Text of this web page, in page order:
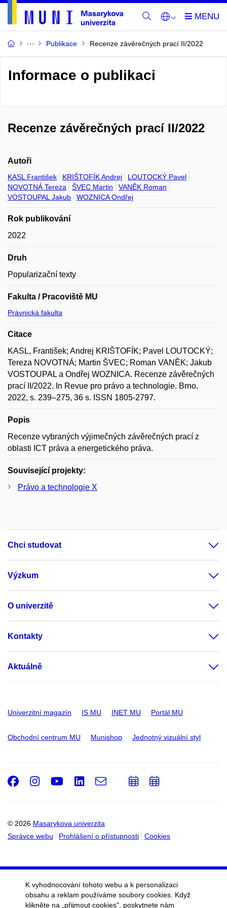
Publikace Recenze závěrečných prací II/2022
Informace o publikaci
Recenze závěrečných prací II/2022
Autoři
KASL František KRIŠTOFÍK Andrej
LOUTOCKÝ Pavel
NOVOTNÁ Tereza
ŠVEC Martin
VANĚK Roman
VOSTOUPAL Jakub
WOZNICA Ondřej
Rok publikování
2022
Druh
Popularizační texty
Fakulta / Pracoviště MU
Právnická fakulta
Citace
KASL, František; Andrej KRIŠTOFÍK; Pavel LOUTOCKÝ;
Tereza NOVOTNÁ; Martin ŠVEC; Roman VANĚK; Jakub
VOSTOUPAL a Ondřej WOZNICA. Recenze závěrečných
prací II/2022. In Revue pro právo a technologie. Brno,
2022, s. 239–275, 36 s. ISSN 1805-2797.
Popis
Recenze vybraných výjimečných závěrečných prací z
oblasti ICT práva a energetického práva.
Související projekty:
Právo a technologie X
Chci studovat
Výzkum
O univerzitě
Kontakty
Aktuálně
Univerzitní magazín IS MU INET MU Portál MU
Obchodní centrum MU Munishop Jednotný vizuální styl
© 2026 Masarykova univerzita
Správce webu
Prohlášení o přístupnosti Cookies
Facebook
Instagram
Youtube
LinkedIn
e-
PřidatPřidat
K vyhodnocování tohoto webu a k personalizaci
obsahu a reklam používáme soubory cookies. Když
klikněte na „přijmout cookies", poskytnete nám